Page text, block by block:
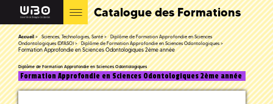
Catalogue des Formations
Accueil Sciences, Technologies, Santé
Diplôme de Formation Approfondie en Sciences
Ondontologiques (DFASO)
Diplôme de Formation Approfondie en Sciences Odontologiques
Formation Approfondie en Sciences Odontologiques 2ème année
Diplôme de Formation Approfondie en Sciences Odontologiques
Formation Approfondie en Sciences Odontologiques 2ème année